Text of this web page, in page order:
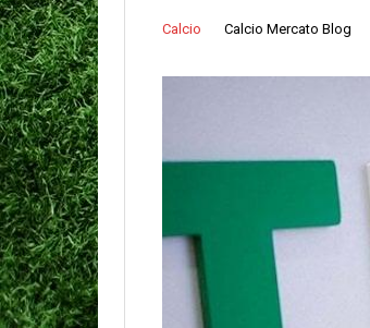
Calcio Calcio Mercato Blog